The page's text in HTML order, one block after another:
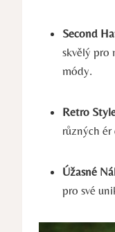
Second
skvělý pro
módy.
Retro
různých
Úžasné
pro své